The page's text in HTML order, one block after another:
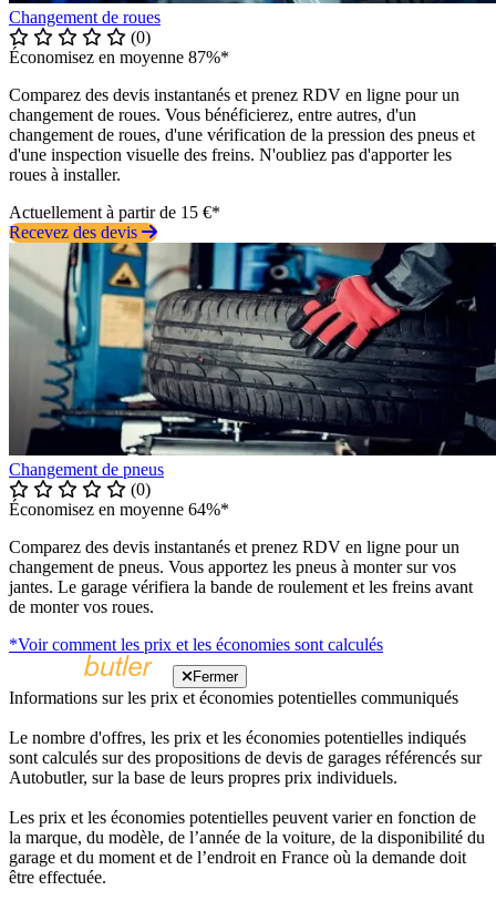
Changement de roues
(0)
Économisez en moyenne 87%*
Comparez des devis instantanés et prenez RDV en ligne pour un
changement de roues. Vous bénéficierez, entre autres, d'un
changement de roues, d'une vérification de la pression des pneus et
d'une inspection visuelle des freins. N'oubliez pas d'apporter les
roues à installer.
Actuellement à partir de 15 €*
Recevez des devis
Changement de pneus
(0)
Économisez en moyenne 64%*
Comparez des devis instantanés et prenez RDV en ligne pour un
changement de pneus. Vous apportez les pneus à monter sur vos
jantes. Le garage vérifiera la bande de roulement et les freins avant
de monter vos roues.
*Voir comment les prix et les économies sont calculés
Fermer
Informations sur les prix et économies potentielles communiqués
Le nombre d'offres, les prix et les économies potentielles indiqués
sont calculés sur des propositions de devis de garages référencés sur
Autobutler, sur la base de leurs propres prix individuels.
Les prix et les économies potentielles peuvent varier en fonction de
la marque, du modèle, de l’année de la voiture, de la disponibilité du
garage et du moment et de l’endroit en France où la demande doit
être effectuée.